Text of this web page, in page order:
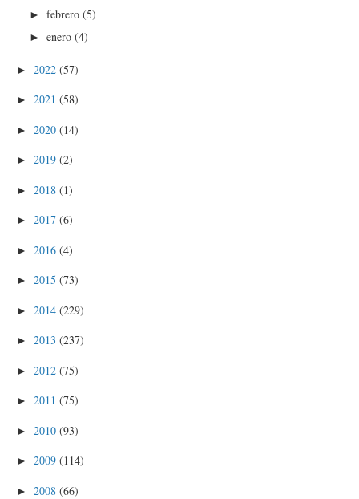
►febrero(5)
►enero(4)
► 2022 (57)
► 2021 (58)
► 2020 (14)
► 2019 (2)
► 2018 (1)
► 2017 (6)
► 2016 (4)
► 2015 (73)
► 2014 (229)
► 2013 (237)
► 2012 (75)
► 2011 (75)
► 2010 (93)
► 2009 (114)
► 2008 (66)